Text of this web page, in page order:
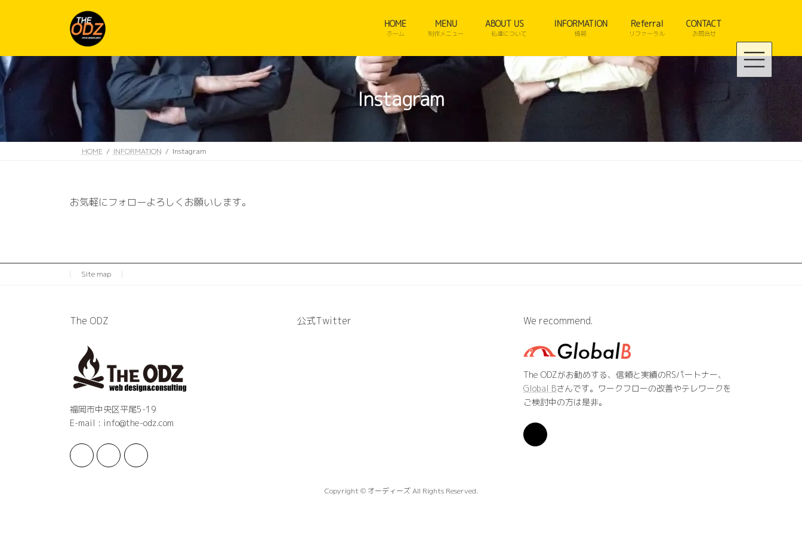
ツ
へ
ス
プ
シ
ョ
ン
動
HOME
ホーム
MENU
制作メニュー
ABOUT US
私達について
INFORMATION
情報
Referral
リファーラル
CONTACT
お問合せ
Instagram
HOME INFORMATION Instagram
お気軽にフォローよろしくお願いします。
Site map
The ODZ
福岡市中央区平尾5-19
E-mail : info@the-odz.com
公式Twitter We recommend.
The ODZがお勧めする、信頼と実績のRSパートナー、
Global Bさんです。ワークフローの改善やテレワークを
ご検討中の方は是非。
Copyright © オーディーズ All Rights Reserved.